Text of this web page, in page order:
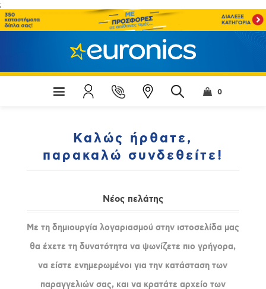
;
0
Καλώς ήρθατε,
παρακαλώ συνδεθείτε!
Νέος πελάτης
Με τη δημιουργία λογαριασμού στην ιστοσελίδα μας
θα έχετε τη δυνατότητα να ψωνίζετε πιο γρήγορα,
να είστε ενημερωμένοι για την κατάσταση των
παραγγελιών σας, και να κρατάτε αρχείο των